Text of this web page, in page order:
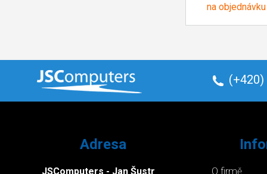
na objednávku
(+420)
Adresa
JSComputers - Jan Šustr
O firmě